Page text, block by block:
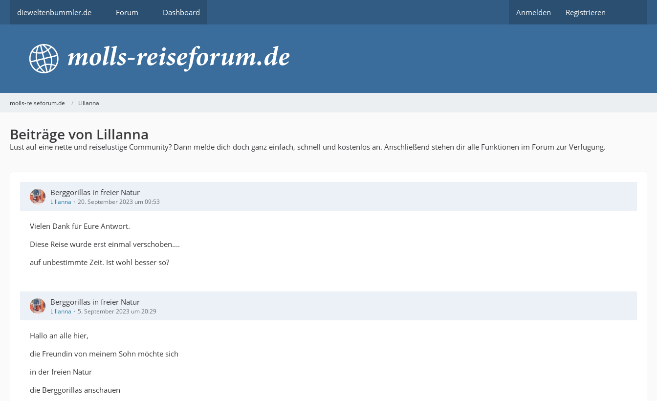
dieweltenbummler.de Forum Dashboard Anmelden Registrieren
molls-reiseforum.de Lillanna
Beiträge von Lillanna
Lust auf eine nette und reiselustige Community? Dann melde dich doch ganz einfach, schnell und kostenlos an. Anschließend stehen dir alle Funktionen im Forum zur Verfügung.
Berggorillas in freier Natur
Lillanna 20. September 2023 um 09:53
Vielen Dank für Eure Antwort.
Diese Reise wurde erst einmal verschoben....
auf unbestimmte Zeit. Ist wohl besser so?
Berggorillas in freier Natur
Lillanna 5. September 2023 um 20:29
Hallo an alle hier,
die Freundin von meinem Sohn möchte sich
in der freien Natur
die Berggorillas anschauen